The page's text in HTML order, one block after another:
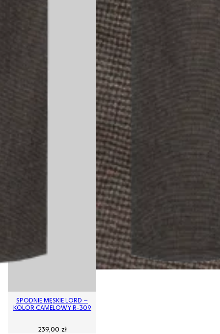
SPODNIE MĘSKIE LORD –
KOLOR CAMELOWY R-309
239,00 zł